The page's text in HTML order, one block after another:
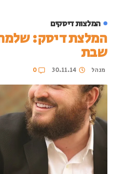
המלצות דיסקים
המלצת דיסק:
שבת
מנהל 30.11.14
0